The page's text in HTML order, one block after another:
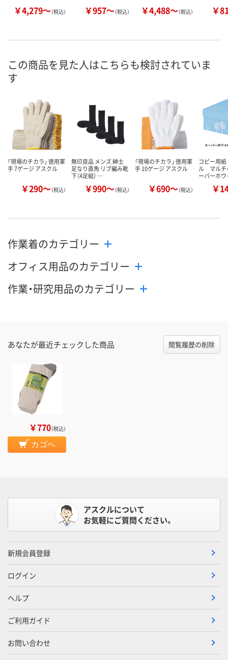
￥4,279～（税込） ￥957～（税込） ￥4,488～（税込） ￥
この商品を見た人はこちらも検討されていま
す
「現場のチカラ」 徳用軍
手 7ゲージ アスクル
￥290～（税込）
無印良品 メンズ 紳士
足なり直角 リブ編み靴
下（4足組） …
￥990～（税込）
「現場のチカラ」 徳用軍
手 10ゲージ アスクル
￥690～（税込）
コピー用
ル マルチ
ーパーホワ
￥
作業着のカテゴリー
オフィス用品のカテゴリー
作業・研究用品のカテゴリー
あなたが最近チェックした商品 閲覧履歴の削除
￥770（税込）
カゴへ
アスクルについて
お気軽にご質問ください。
新規会員登録
ログイン
ヘルプ
ご利用ガイド
お問い合わせ